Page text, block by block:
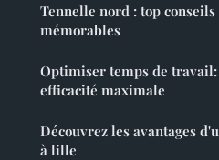
Tennelle nord : top
mémorables
Optimiser temps de
efficacité maximale
Découvrez les avantages
à lille